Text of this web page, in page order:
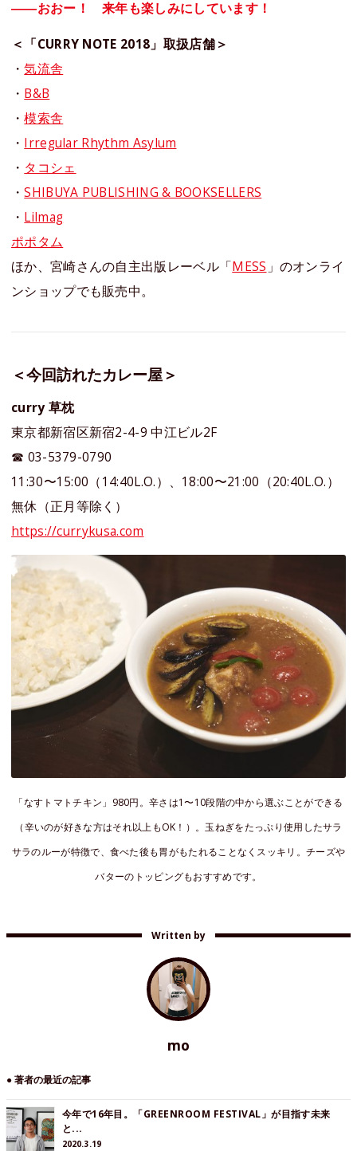
――おおー！ 来年も楽しみにしています！
＜「CURRY NOTE 2018」取扱店舗＞
・気流舎
・ B&B
・模索舎
・ Irregular Rhythm Asylum
・ タコシェ
・SHIBUYA PUBLISHING & BOOKSELLERS
・ Lilmag
ポポタム
ほか、宮崎さんの自主出版レーベル「MESS 」のオンライ
ンショップでも販売中。
＜今回訪れたカレー屋＞
curry 草枕
東京都新宿区新宿2-4-9 中江ビル2F
☎︎ 03-5379-0790
11:30〜15:00（14:40L.O.）、18:00〜21:00（20:40L.O.）
無休（正月等除く）
https://currykusa.com
「なすトマトチキン」980円。辛さは1〜10段階の中から選ぶことができる
（辛いのが好きな方はそれ以上もOK！）。玉ねぎをたっぷり使用したサラ
サラのルーが特徴で、食べた後も胃がもたれることなくスッキリ。チーズや
バターのトッピングもおすすめです。
Written by
mo
● 著者の最近の記事
今年で16年目。「GREENROOM FESTIVAL」が目指す未来
と...
2020.3.19